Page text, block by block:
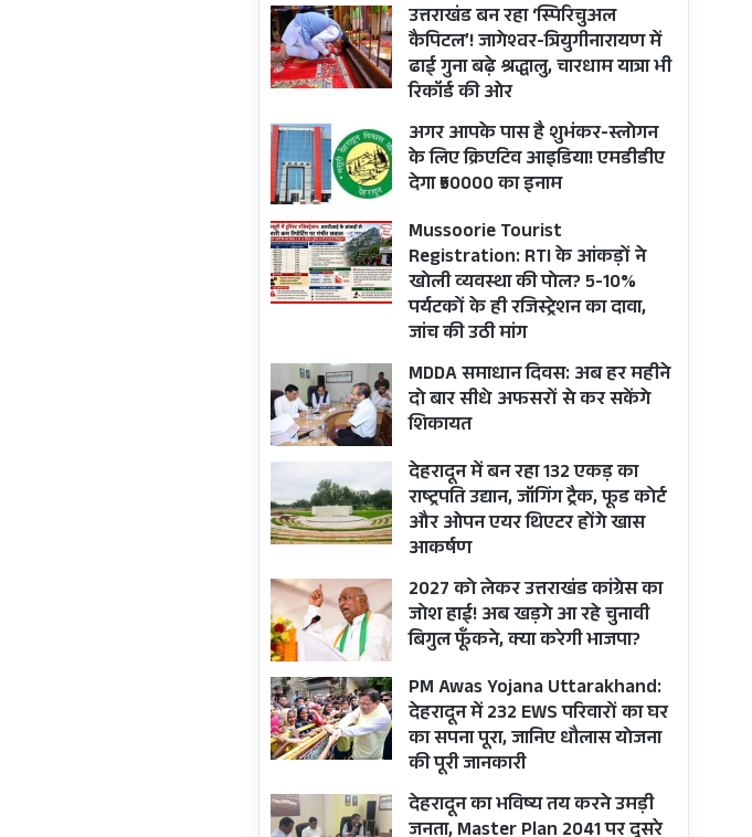
उत्तराखंड बन रहा ‘स्पिरिचुअल
कैपिटल’! जागेश्वर-त्रियुगीनारायण में
ढाई गुना बढ़े श्रद्धालु, चारधाम यात्रा भी
रिकॉर्ड की ओर
अगर आपके पास है शुभंकर-स्लोगन
के लिए क्रिएटिव आइडिया! एमडीडीए
देगा ₹50000 का इनाम
Mussoorie Tourist
Registration: RTI के आंकड़ों ने
खोली व्यवस्था की पोल? 5-10%
पर्यटकों के ही रजिस्ट्रेशन का दावा,
जांच की उठी मांग
MDDA समाधान दिवस: अब हर महीने
दो बार सीधे अफसरों से कर सकेंगे
शिकायत
देहरादून में बन रहा 132 एकड़ का
राष्ट्रपति उद्यान, जॉगिंग ट्रैक, फूड कोर्ट
और ओपन एयर थिएटर होंगे खास
आकर्षण
2027 को लेकर उत्तराखंड कांग्रेस का
जोश हाई! अब खड़गे आ रहे चुनावी
बिगुल फूँकने, क्या करेगी भाजपा?
PM Awas Yojana Uttarakhand:
देहरादून में 232 EWS परिवारों का घर
का सपना पूरा, जानिए धौलास योजना
की पूरी जानकारी
देहरादून का भविष्य तय करने उमड़ी